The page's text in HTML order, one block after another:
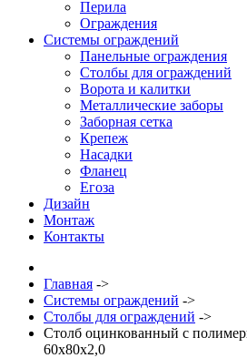
Перила
Ограждения
Системы ограждений
Панельные ограждения
Столбы для ограждений
Ворота и калитки
Металлические заборы
Заборная сетка
Крепеж
Насадки
Фланец
Егоза
Дизайн
Монтаж
Контакты
Главная ->
Системы ограждений ->
Столбы для ограждений ->
Столб оцинкованный с
60x80x2,0